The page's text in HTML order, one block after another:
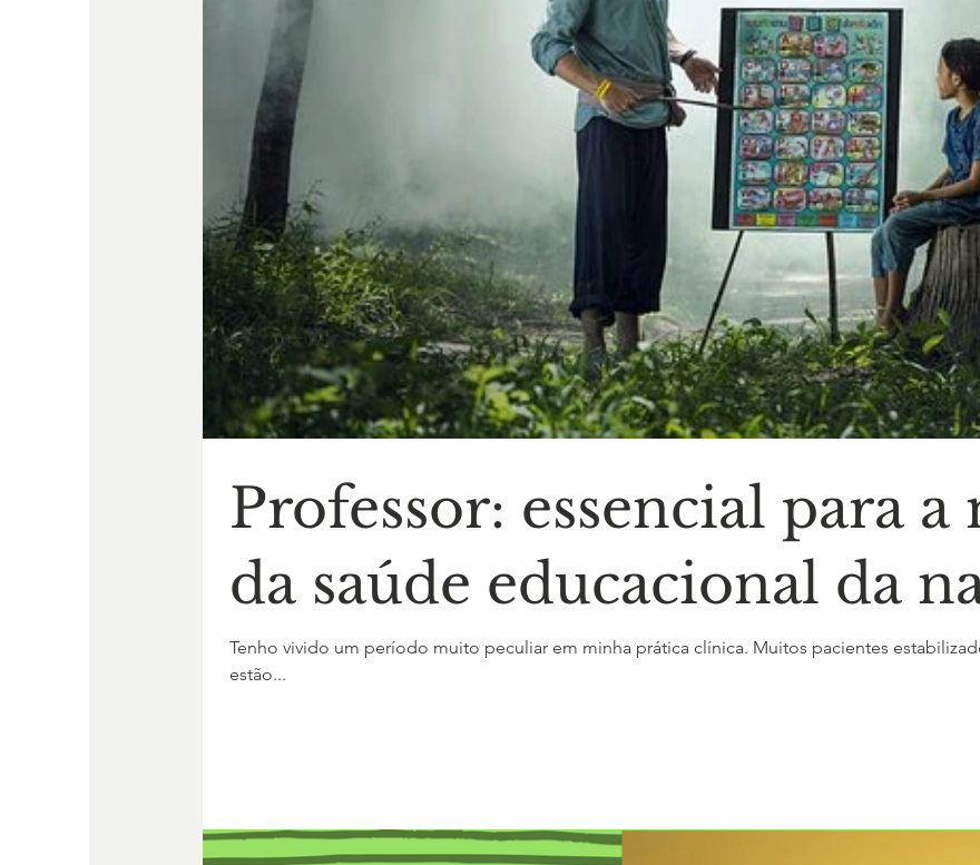
Professor: essencial para a
da saúde educacional da
Tenho vivido um período muito peculiar em minha prática clínica. Muitos pacientes
estão...